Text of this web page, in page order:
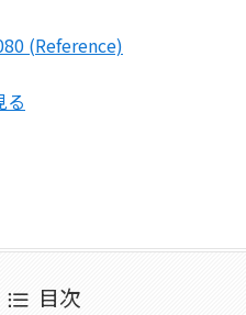
(Reference)
る
目次